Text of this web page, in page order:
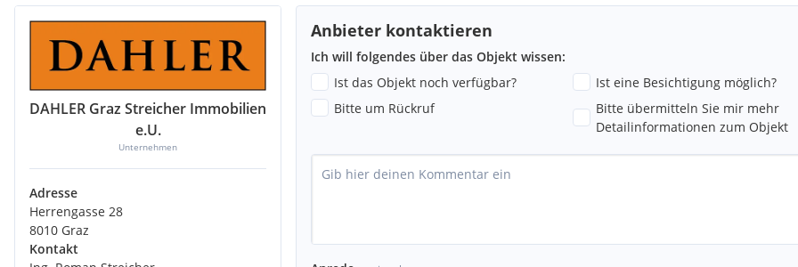
DAHLER Graz Streicher Immobilien
e.U.
Unternehmen
Adresse
Herrengasse 28
8010 Graz
Kontakt
Anbieter kontaktieren
Ich will folgendes über das Objekt wissen:
Ist das Objekt noch verfügbar?
Ist eine Besichtigung möglich?
Bitte um Rückruf
Bitte übermitteln Sie mir mehr
Detailinformationen zum Objekt